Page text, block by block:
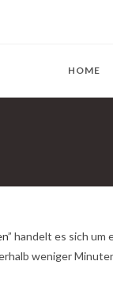
HOME
” handelt es sich um
weniger